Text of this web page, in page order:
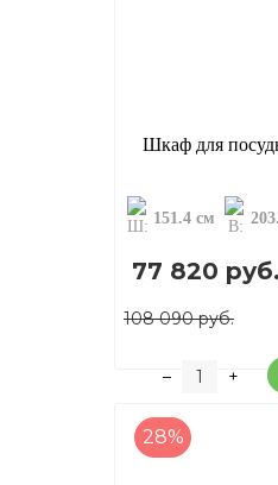
151.4 см
77 820 руб.
108 090 руб.
– +
28%